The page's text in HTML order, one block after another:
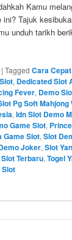
Kamu
ini? Tajuk
unduh tarikh
|Tagged Cara
, Dedicated Slot
Fever, Demo
Pg Soft Mahjong
,Idn Slot Demo
Game Slot,
Game Slot,Slot
Joker,Slot
Terbaru,Togel
Slot